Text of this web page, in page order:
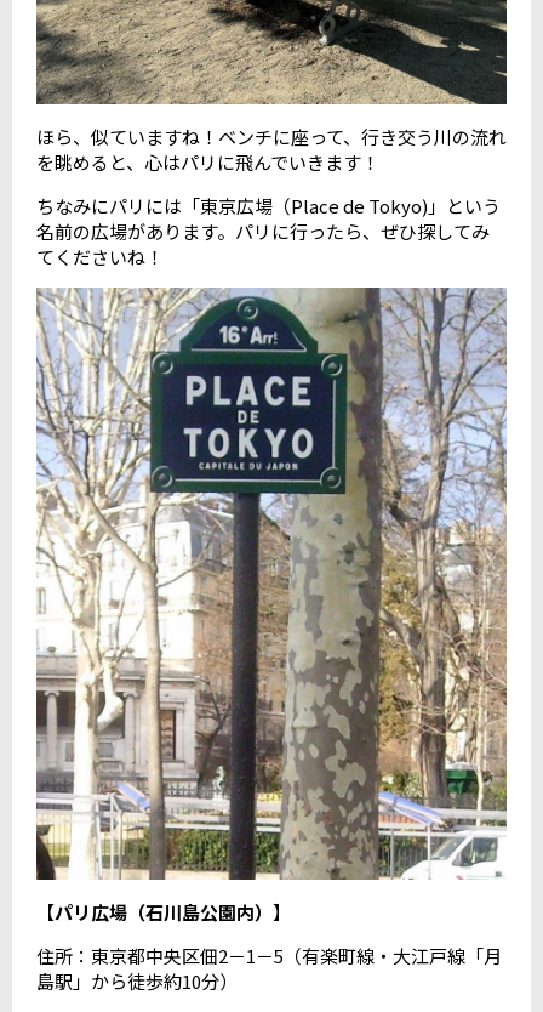
ほら、似ていますね！ベンチに座って、行き交う川の流れ
を眺めると、心はパリに飛んでいきます！
ちなみにパリには「東京広場（Place de Tokyo)」という
名前の広場があります。パリに行ったら、ぜひ探してみ
てくださいね！
【パリ広場（石川島公園内） 】
住所：東京都中央区佃2－1－5（有楽町線・大江戸線「月
島駅」から徒歩約10分）